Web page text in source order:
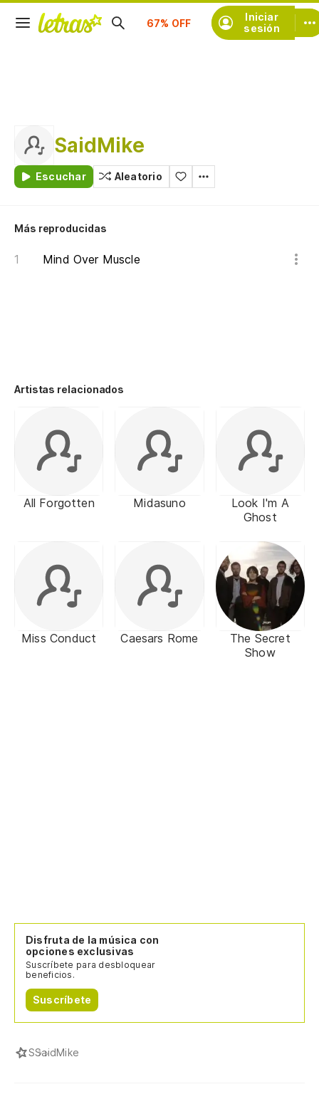
Iniciar
sesión
Suscríbete
SaidMike
Escuchar Aleatorio
Más reproducidas
Mind Over Muscle
Artistas relacionados
All Forgotten Midasuno
Look I'm A
Ghost
Miss Conduct Caesars Rome
The Secret
Show
Disfruta de la música con
opciones exclusivas
Suscríbete para desbloquear
beneficios.
Suscríbete
SSaidMike